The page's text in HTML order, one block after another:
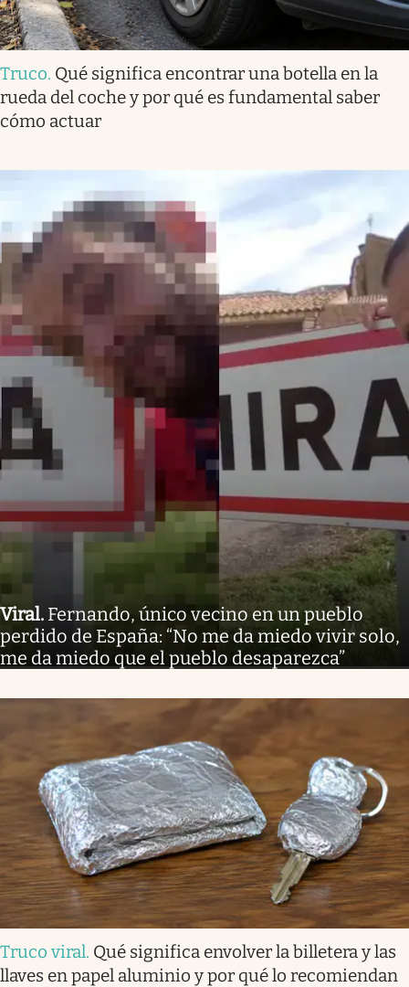
Truco. Qué significa encontrar una botella en la
rueda del coche y por qué es fundamental saber
cómo actuar
Viral. Fernando, único vecino en un pueblo
perdido de España: “No me da miedo vivir solo,
me da miedo que el pueblo desaparezca”
Truco viral. Qué significa envolver la billetera y las
llaves en papel aluminio y por qué lo recomiendan